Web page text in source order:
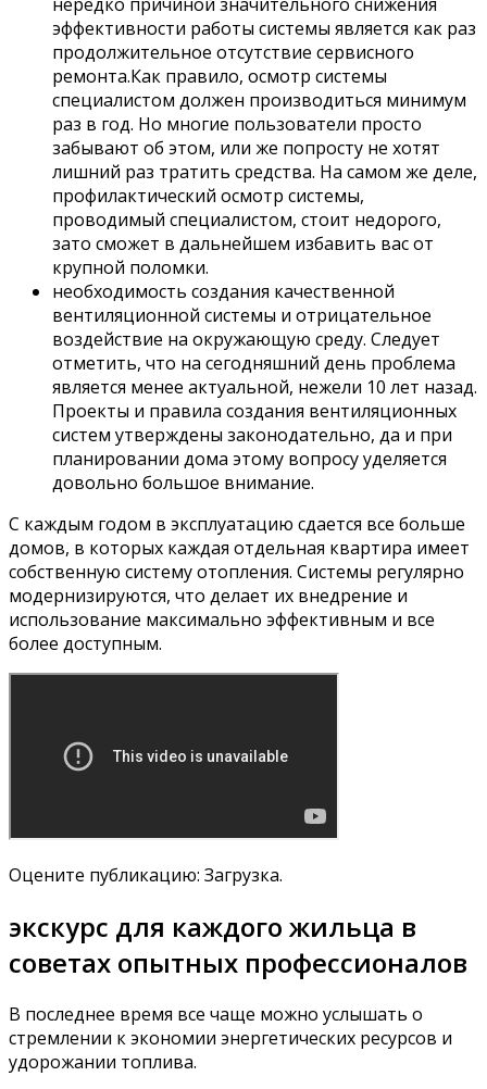
эффективности работы системы является как раз
продолжительное отсутствие сервисного
ремонта.Как правило, осмотр системы
специалистом должен производиться минимум
раз в год. Но многие пользователи просто
забывают об этом, или же попросту не хотят
лишний раз тратить средства. На самом же деле,
профилактический осмотр системы,
проводимый специалистом, стоит недорого,
зато сможет в дальнейшем избавить вас от
крупной поломки.
необходимость создания качественной
вентиляционной системы и отрицательное
воздействие на окружающую среду. Следует
отметить, что на сегодняшний день проблема
является менее актуальной, нежели 10 лет назад.
Проекты и правила создания вентиляционных
систем утверждены законодательно, да и при
планировании дома этому вопросу уделяется
довольно большое внимание.
С каждым годом в эксплуатацию сдается все больше
домов, в которых каждая отдельная квартира имеет
собственную систему отопления. Системы регулярно
модернизируются, что делает их внедрение и
использование максимально эффективным и все
более доступным.
Оцените публикацию: Загрузка.
экскурс для каждого жильца в
советах опытных профессионалов
В последнее время все чаще можно услышать о
стремлении к экономии энергетических ресурсов и
удорожании топлива.